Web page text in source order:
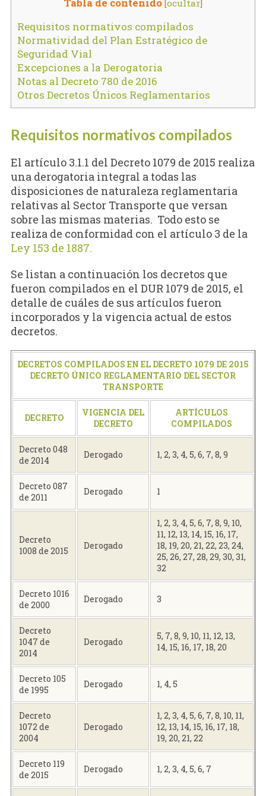
[ocultar]
Requisitos normativos compilados
Normatividad del Plan Estratégico de
Seguridad Vial
Excepciones a la Derogatoria
Notas al Decreto 780 de 2016
Otros Decretos Únicos Reglamentarios
Requisitos normativos compilados
El artículo 3.1.1 del Decreto 1079 de 2015 realiza
una derogatoria integral a todas las
disposiciones de naturaleza reglamentaria
relativas al Sector Transporte que versan
sobre las mismas materias. Todo esto se
realiza de conformidad con el artículo 3 de la
Ley 153 de 1887.
Se listan a continuación los decretos que
fueron compilados en el DUR 1079 de 2015, el
detalle de cuáles de sus artículos fueron
incorporados y la vigencia actual de estos
decretos.
DECRETOS COMPILADOS EN EL DECRETO 1079 DE 2015
DECRETO ÚNICO REGLAMENTARIO DEL SECTOR
TRANSPORTE
DECRETO
VIGENCIA DEL
DECRETO
ARTÍCULOS
COMPILADOS
Decreto 048
de 2014
Derogado 1, 2, 3, 4, 5, 6, 7, 8, 9
Decreto 087
de 2011
Derogado 1
Decreto
1008 de 2015
Derogado
1, 2, 3, 4, 5, 6, 7, 8, 9, 10,
11, 12, 13, 14, 15, 16, 17,
18, 19, 20, 21, 22, 23, 24,
25, 26, 27, 28, 29, 30, 31,
32
Decreto 1016
de 2000
Derogado 3
Decreto
1047 de
2014
Derogado
5, 7, 8, 9, 10, 11, 12, 13,
14, 15, 16, 17, 18, 20
Decreto 105
de 1995
Derogado 1, 4, 5
Decreto
1072 de
2004
Derogado
1, 2, 3, 4, 5, 6, 7, 8, 10, 11,
12, 13, 14, 15, 16, 17, 18,
19, 20, 21, 22
Decreto 119
de 2015
Derogado 1, 2, 3, 4, 5, 6, 7